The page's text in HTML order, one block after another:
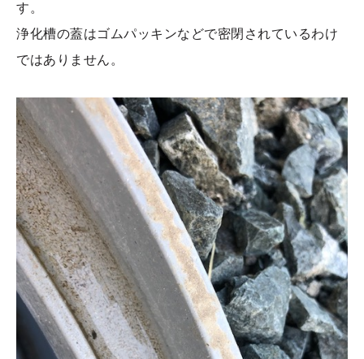
す。
浄化槽の蓋はゴムパッキンなどで密閉されているわけ
ではありません。